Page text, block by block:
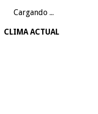
Cargando ...
CLIMA ACTUAL